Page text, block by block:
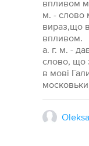
впливом
м. - слово
вираз,що
впливом.
а. г. м. -
слово, що
в мові